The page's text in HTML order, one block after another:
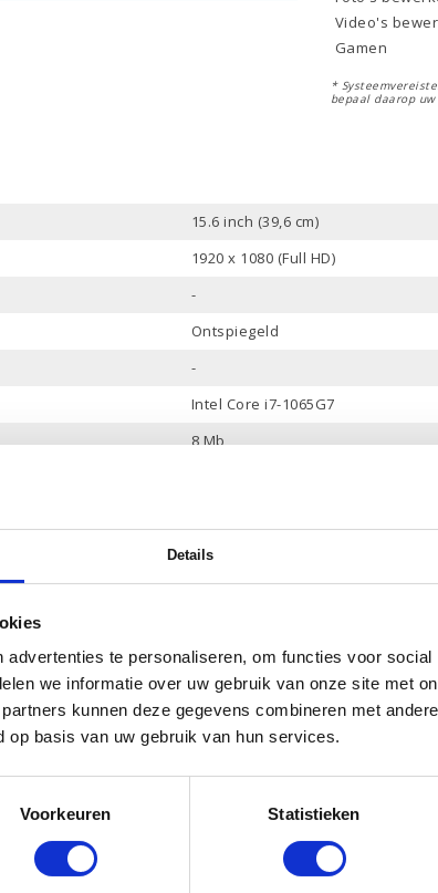
Details
te personaliseren, om functies voor
we informatie over uw gebruik van onze site met
kunnen deze gegevens combineren met
basis van uw gebruik van hun services.
Voorkeuren Statistieken
Video's
Gamen
*
bepaal daarop uw
15.6 inch (39,6 cm)
1920 x 1080 (Full HD)
-
Ontspiegeld
-
Intel Core i7-1065G7
8 Mb
16 Gb
512 Gb PCle NVMe
NVIDIA Geforce MX250
2 Gb
Ja
Bang & Olufsen, 2 luidsprekers